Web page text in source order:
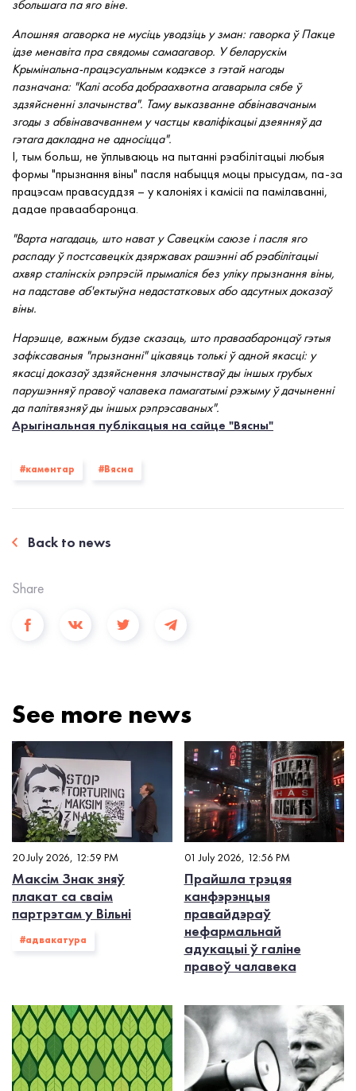
збольшага па яго віне.
Апошняя агаворка не мусіць уводзіць у зман: гаворка ў Пакце
ідзе менавіта пра свядомы самаагавор. У беларускім
Крымінальна-працэсуальным кодэксе з гэтай нагоды
пазначана: "Калі асоба добраахвотна агаварыла сябе ў
здзяйсненні злачынства". Таму выказванне абвінавачаным
згоды з абвінавачваннем у частцы кваліфікацыі дзеянняў да
гэтага дакладна не адносіцца".
І, тым больш, не ўплываюць на пытанні рэабілітацыі любыя
формы "прызнання віны" пасля набыцця моцы прысудам, па-за
працэсам правасуддзя – у калоніях і камісіі па памілаванні,
дадае праваабаронца.
"Варта нагадаць, што нават у Савецкім саюзе і пасля яго
распаду ў постсавецкіх дзяржавах рашэнні аб рэабілітацыі
ахвяр сталінскіх рэпрэсій прымаліся без уліку прызнання віны,
на падставе аб'ектыўна недастатковых або адсутных доказаў
віны.
Нарэшце, важным будзе сказаць, што праваабаронцаў гэтыя
зафіксаваныя "прызнанні" цікавяць толькі ў адной якасці: у
якасці доказаў здзяйснення злачынстваў ды іншых грубых
парушэнняў правоў чалавека памагатымі рэжыму ў дачыненні
да палітвязняў ды іншых рэпрэсаваных".
Арыгінальная публікацыя на сайце "Вясны"
#каментар #Вясна
Back to news
Share
See more news
20 July 2026, 12:59 PM
Максім Знак зняў
плакат са сваім
партрэтам у Вільні
#адвакатура
01 July 2026, 12:56 PM
Прайшла трэцяя
канфэрэнцыя
правайдэраў
нефармальнай
адукацыі ў галіне
правоў чалавека